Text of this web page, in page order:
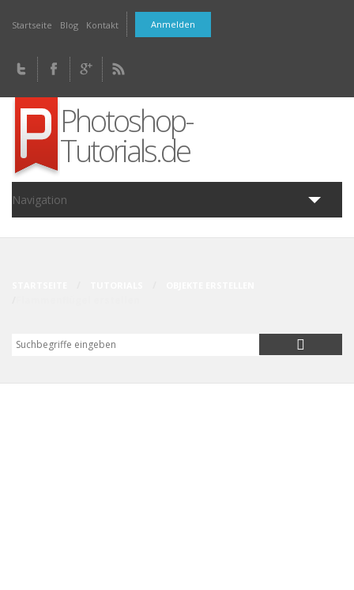
Startseite Blog Kontakt Anmelden
Photoshop-
Tutorials.de
Navigation
Home Tutorials Fragen Downloads Artikel
Suchformular
Suche